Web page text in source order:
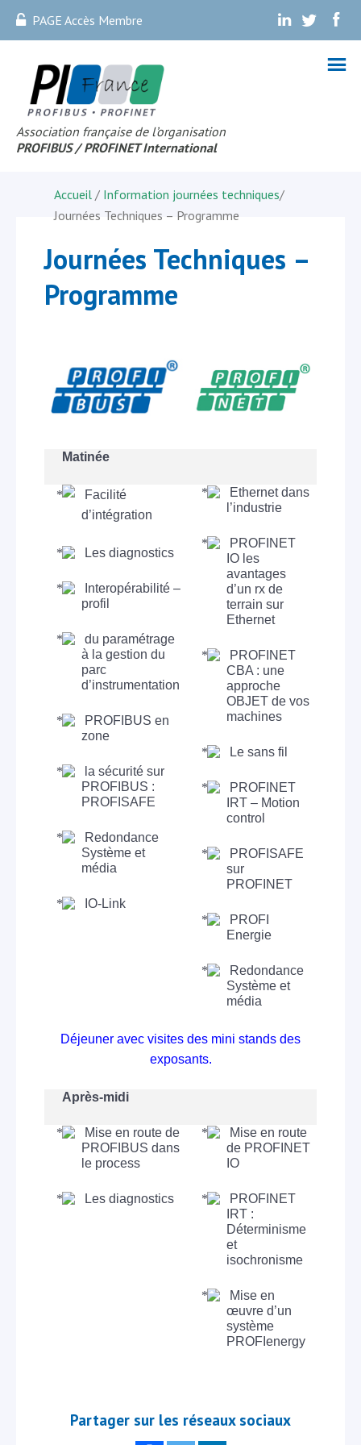
PAGE Accès Membre . . .
Association française de l’organisation
PROFIBUS / PROFINET International
Accueil / Information journées techniques/
Journées Techniques – Programme
Journées Techniques –
Programme
Matinée
Facilité
d’intégration
Les diagnostics
Interopérabilité –
profil
du paramétrage
à la gestion du
parc
d’instrumentation
PROFIBUS en
zone
la sécurité sur
PROFIBUS :
PROFISAFE
Redondance
Système et
média
IO-Link
Ethernet dans
l’industrie
PROFINET
IO les
avantages
d’un rx de
terrain sur
Ethernet
PROFINET
CBA : une
approche
OBJET de vos
machines
Le sans fil
PROFINET
IRT – Motion
control
PROFISAFE
sur
PROFINET
PROFI
Energie
Redondance
Système et
média
Déjeuner avec visites des mini stands des
exposants.
Après-midi
Mise en route de
PROFIBUS dans
le process
Les diagnostics
Mise en route
de PROFINET
IO
PROFINET
IRT :
Déterminisme
et
isochronisme
Mise en
œuvre d’un
système
PROFIenergy
Partager sur les réseaux sociaux